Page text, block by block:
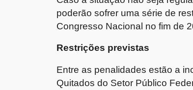
poderão sofrer uma série de
Congresso Nacional no fim de
Restrições previstas
Entre as penalidades estão a
Quitados do Setor Público